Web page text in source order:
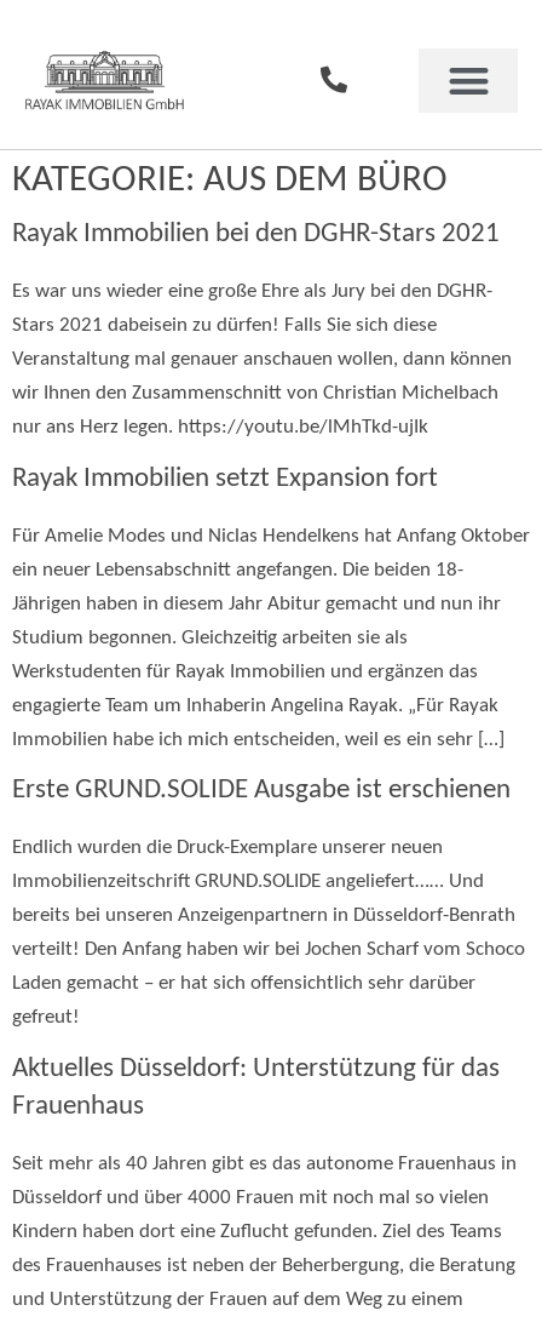
KATEGORIE: AUS DEM BÜRO
Rayak Immobilien bei den DGHR-Stars 2021
Es war uns wieder eine große Ehre als Jury bei den DGHR-
Stars 2021 dabeisein zu dürfen! Falls Sie sich diese
Veranstaltung mal genauer anschauen wollen, dann können
wir Ihnen den Zusammenschnitt von Christian Michelbach
nur ans Herz legen. https://youtu.be/lMhTkd-ujIk
Rayak Immobilien setzt Expansion fort
Für Amelie Modes und Niclas Hendelkens hat Anfang Oktober
ein neuer Lebensabschnitt angefangen. Die beiden 18-
Jährigen haben in diesem Jahr Abitur gemacht und nun ihr
Studium begonnen. Gleichzeitig arbeiten sie als
Werkstudenten für Rayak Immobilien und ergänzen das
engagierte Team um Inhaberin Angelina Rayak. „Für Rayak
Immobilien habe ich mich entscheiden, weil es ein sehr […]
Erste GRUND.SOLIDE Ausgabe ist erschienen
Endlich wurden die Druck-Exemplare unserer neuen
Immobilienzeitschrift GRUND.SOLIDE angeliefert…… Und
bereits bei unseren Anzeigenpartnern in Düsseldorf-Benrath
verteilt! Den Anfang haben wir bei Jochen Scharf vom Schoco
Laden gemacht – er hat sich offensichtlich sehr darüber
gefreut!
Aktuelles Düsseldorf: Unterstützung für das
Frauenhaus
Seit mehr als 40 Jahren gibt es das autonome Frauenhaus in
Düsseldorf und über 4000 Frauen mit noch mal so vielen
Kindern haben dort eine Zuflucht gefunden. Ziel des Teams
des Frauenhauses ist neben der Beherbergung, die Beratung
und Unterstützung der Frauen auf dem Weg zu einem